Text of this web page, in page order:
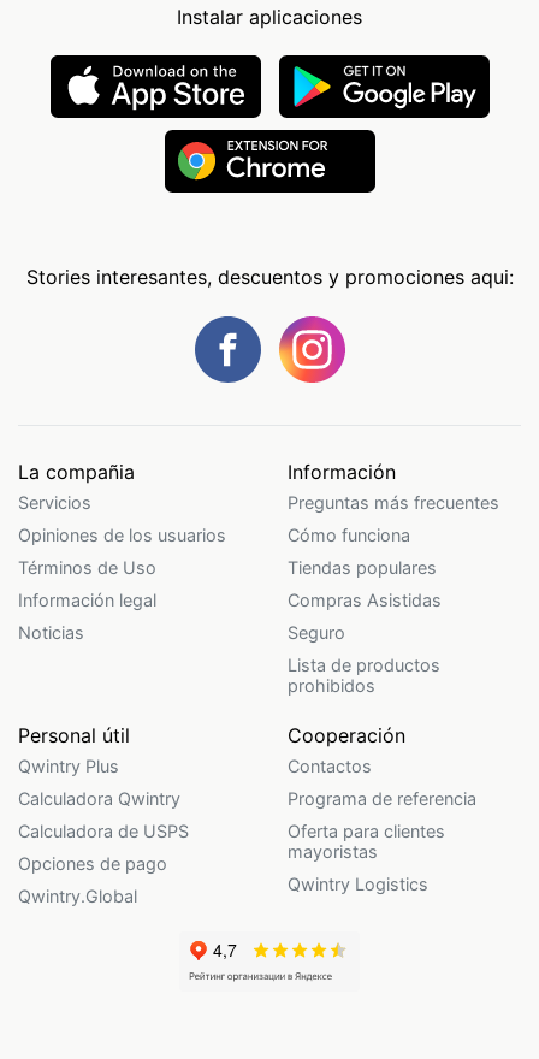
Instalar aplicaciones
Stories interesantes, descuentos y promociones aqui:
La compañia
Servicios
Opiniones de los usuarios
Términos de Uso
Información legal
Noticias
Información
Preguntas más frecuentes
Cómo funciona
Tiendas populares
Compras Asistidas
Seguro
Lista de productos
prohibidos
Personal útil
Qwintry Plus
Calculadora Qwintry
Calculadora de USPS
Opciones de pago
Qwintry.Global
Cooperación
Contactos
Programa de referencia
Oferta para clientes
mayoristas
Qwintry Logistics